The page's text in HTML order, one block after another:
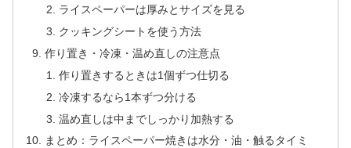
ライスペーパーは厚みとサイズを見る
クッキングシートを使う方法
作り置き・冷凍・温め直しの注意点
作り置きするときは1個ずつ仕切る
冷凍するなら1本ずつ分ける
温め直しは中までしっかり加熱する
まとめ：ライスペーパー焼きは水分・油・触るタイミ